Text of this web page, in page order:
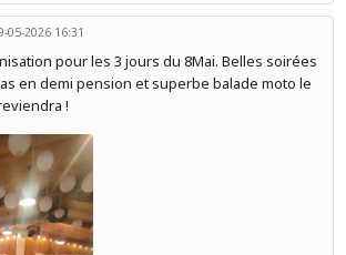
05-2026 16:31
pour les 3 jours du 8Mai. Belles soirées
en demi pension et superbe balade moto le
!